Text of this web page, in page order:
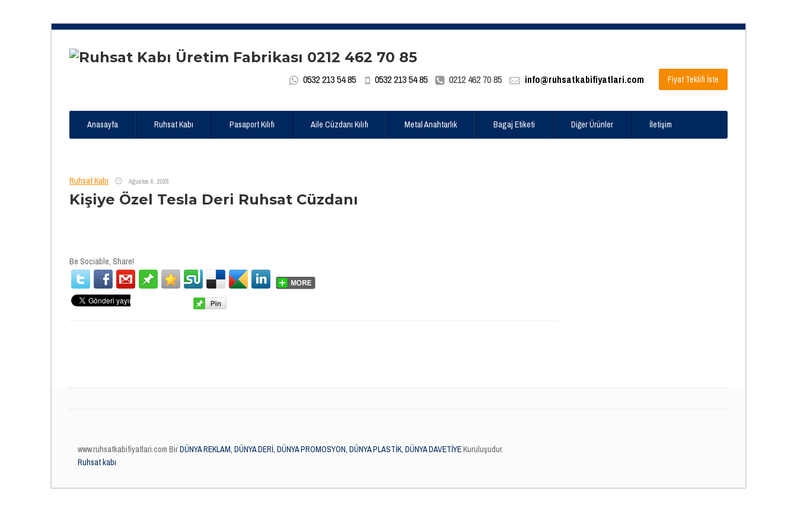
0532 213 54 85 0532 213 54 85 0212 462 70 85 info@ruhsatkabifiyatlari.com Fiyat Teklifi İste
Anasayfa Ruhsat Kabı Pasaport Kılıfı Aile Cüzdanı Kılıfı Metal Anahtarlık Bagaj Etiketi Diğer Ürünler İletişim
Ruhsat Kabı Ağustos 6, 2026
Kişiye Özel Tesla Deri Ruhsat Cüzdanı
Be Sociable, Share!
www.ruhsatkabifiyatlari.com BirDÜNYA REKLAM, DÜNYA DERİ, DÜNYA PROMOSYON, DÜNYA PLASTİK, DÜNYA DAVETİYEKuruluşudur.
Ruhsat kabı